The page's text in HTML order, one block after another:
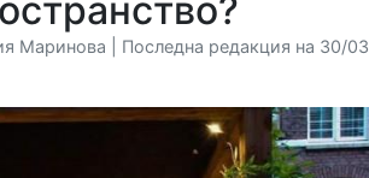
Маринова | Последна редакция на 30/